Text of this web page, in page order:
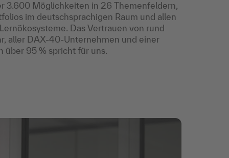
3.600 Möglichkeiten in 26 Themenfeldern,
im deutschsprachigen Raum und allen
Das Vertrauen von rund
aller DAX-40-Unternehmen und einer
über 95 % spricht für uns.